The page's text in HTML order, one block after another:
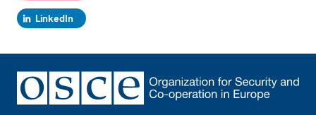
LinkedIn